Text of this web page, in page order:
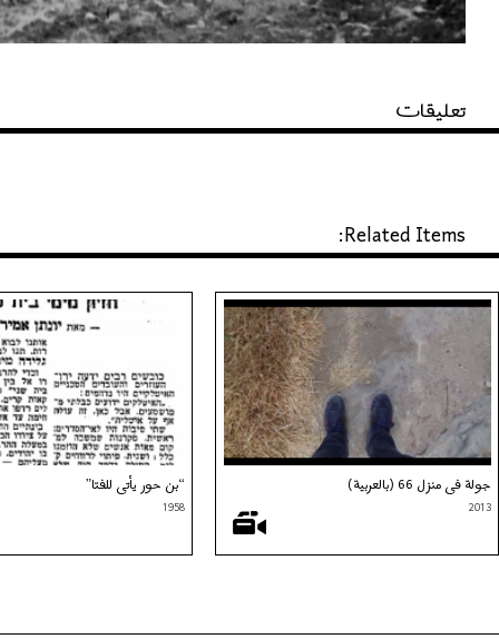
تعليقات
Related Items:
جولة في منزل 66 (بالعربية)
2013
“بن حور يأتي للفتا”
1958